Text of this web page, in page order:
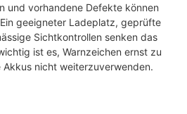
und vorhandene Defekte können
geeigneter Ladeplatz, geprüfte
Sichtkontrollen senken das
ist es, Warnzeichen ernst zu
nicht weiterzuverwenden.